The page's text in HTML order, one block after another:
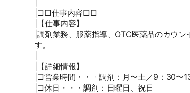
|□□仕事内容□□
|【仕事内容】
|調剤業務、服薬指導、OTC医薬品のカウ
す。
|【詳細情報】
|□営業時間・・・調剤：月〜土／9：30〜
|□休日・・・調剤：日曜日、祝日